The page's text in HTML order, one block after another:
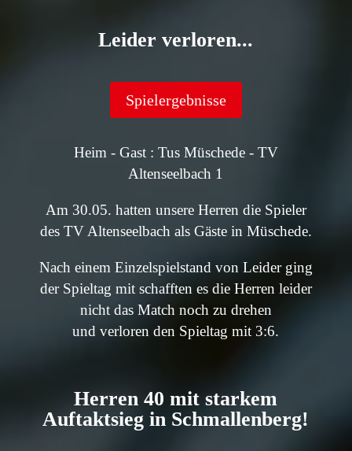
Leider verloren...
Spielergebnisse
Heim - Gast : Tus Müschede - TV
Altenseelbach 1
Am 30.05. hatten unsere Herren die Spieler
des TV Altenseelbach als Gäste in Müschede.
Nach einem Einzelspielstand von Leider ging
der Spieltag mit schafften es die Herren leider
nicht das Match noch zu drehen
und verloren den Spieltag mit 3:6.
Herren 40 mit starkem
Auftaktsieg in Schmallenberg!